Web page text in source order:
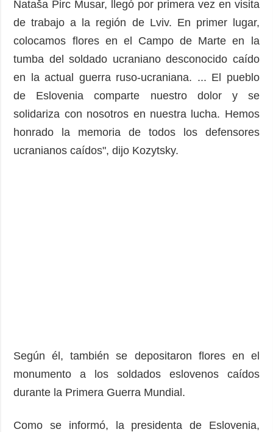
Nataša Pirc Musar, llegó por primera vez en visita
de trabajo a la región de Lviv. En primer lugar,
colocamos flores en el Campo de Marte en la
tumba del soldado ucraniano desconocido caído
en la actual guerra ruso-ucraniana. ... El pueblo
de Eslovenia comparte nuestro dolor y se
solidariza con nosotros en nuestra lucha. Hemos
honrado la memoria de todos los defensores
ucranianos caídos", dijo Kozytsky.
Según él, también se depositaron flores en el
monumento a los soldados eslovenos caídos
durante la Primera Guerra Mundial.
Como se informó, la presidenta de Eslovenia,